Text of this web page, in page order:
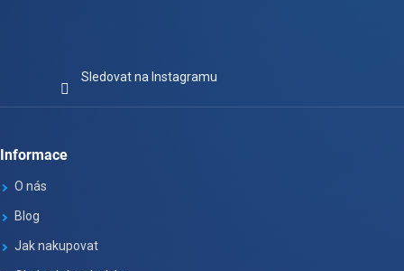
Sledovat na Instagramu
Informace
O nás
Blog
Jak nakupovat